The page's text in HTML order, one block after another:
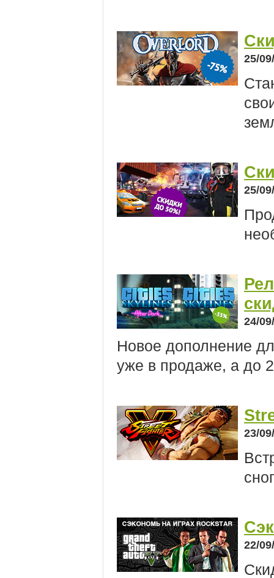
25/
25/
24/
Новое дополнение
уже в продаже, а до
23/
22/